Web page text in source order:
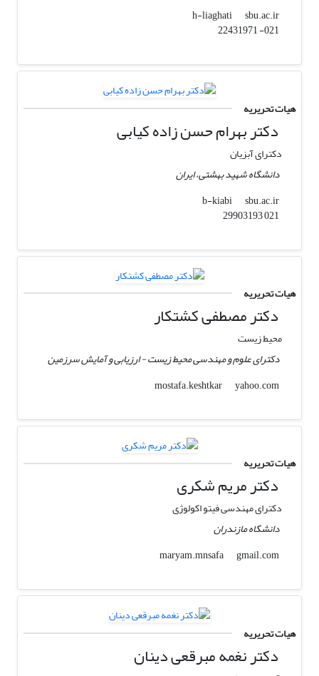
h-liaghati
sbu.ac.ir
هیات تحریریه
دکتر بهرام حسن زاده کیابی
دکترای آبزیان
دانشگاه شهید بهشتی، ایران
b-kiabi
sbu.ac.ir
هیات تحریریه
دکتر مصطفی کشتکار
محیط زیست
دکترای علوم و مهندسی محیط زیست - ارزیابی و آمایش سرزمین
mostafa.keshtkar
yahoo.com
هیات تحریریه
دکتر مریم شکری
دکترای مهندسی فیتو اکولوژی
دانشگاه مازندران
maryam.mnsafa
gmail.com
هیات تحریریه
دکتر نغمه مبرقعی دینان